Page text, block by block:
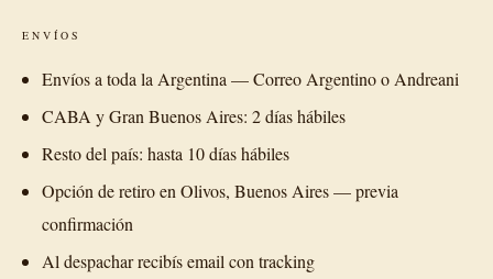
ENVÍOS
Envíos a toda la Argentina — Correo Argentino o Andreani
CABA y Gran Buenos Aires: 2 días hábiles
Resto del país: hasta 10 días hábiles
Opción de retiro en Olivos, Buenos Aires — previa
confirmación
Al despachar recibís email con tracking